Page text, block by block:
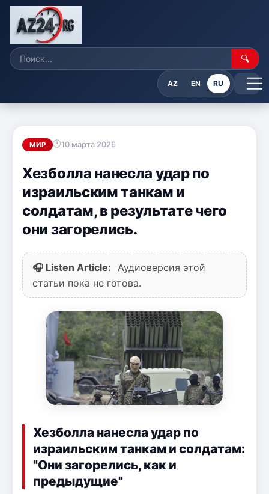
🔍
AZ EN RU
МИР 10 марта 2026
Хезболла нанесла удар по
израильским танкам и
солдатам, в результате чего
они загорелись.
🎧 Listen Article:
Аудиоверсия этой
статьи пока не готова.
Хезболла нанесла удар по
израильским танкам и солдатам:
"Они загорелись, как и
предыдущие"